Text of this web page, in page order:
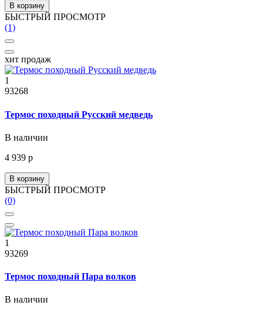
В корзину
БЫСТРЫЙ ПРОСМОТР
(1)
хит продаж
1
93268
Термос походный Русский медведь
В наличии
4 939 р
В корзину
БЫСТРЫЙ ПРОСМОТР
(0)
1
93269
Термос походный Пара волков
В наличии